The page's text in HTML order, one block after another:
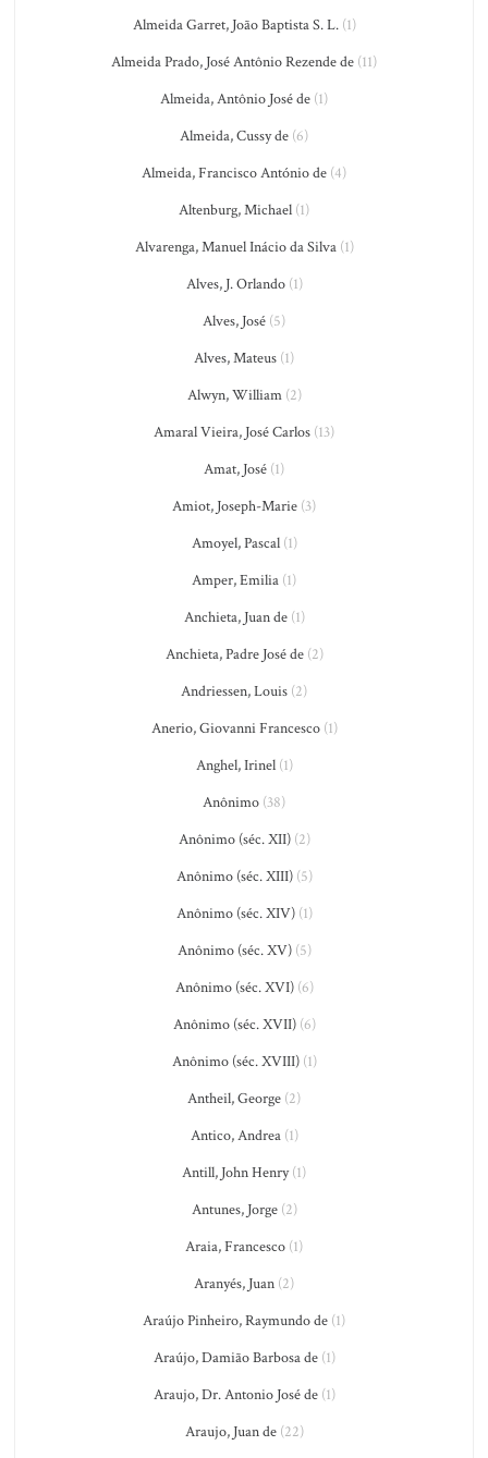
Almeida Garret, João Baptista S. L.(1)
Almeida Prado, José Antônio Rezende de (11)
Almeida, Antônio José de (1)
Almeida, Cussy de (6)
Almeida, Francisco António de (4)
Altenburg, Michael (1)
Alvarenga, Manuel Inácio da Silva(1)
Alves, J. Orlando(1)
Alves, José (5)
Alves, Mateus (1)
Alwyn, William(2)
Amaral Vieira, José Carlos (13)
Amat, José (1)
Amiot, Joseph-Marie (3)
Amoyel, Pascal(1)
Amper, Emilia (1)
Anchieta, Juan de(1)
Anchieta, Padre José de(2)
Andriessen, Louis (2)
Anerio, Giovanni Francesco(1)
Anghel, Irinel(1)
Anônimo (38)
Anônimo (séc. XII)(2)
Anônimo (séc. XIII)(5)
Anônimo (séc. XIV)(1)
Anônimo (séc. XV)(5)
Anônimo (séc. XVI)(6)
Anônimo (séc. XVII)(6)
Anônimo (séc. XVIII)(1)
Antheil, George (2)
Antico, Andrea(1)
Antill, John Henry(1)
Antunes, Jorge(2)
Araia, Francesco (1)
Aranyés, Juan (2)
Araújo Pinheiro, Raymundo de (1)
Araújo, Damião Barbosa de(1)
Araujo, Dr. Antonio José de(1)
Araujo, Juan de(22)